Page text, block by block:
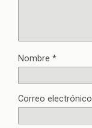
Nombre *
Correo electrónico